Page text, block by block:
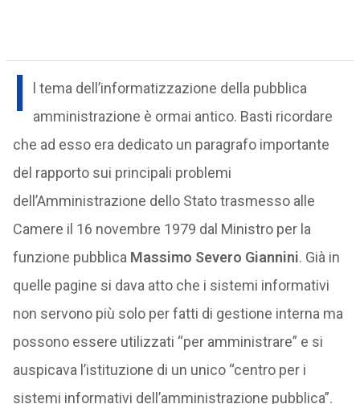
I
l tema dell’informatizzazione della pubblica
amministrazione è ormai antico. Basti ricordare
che ad esso era dedicato un paragrafo importante
del rapporto sui principali problemi
dell’Amministrazione dello Stato trasmesso alle
Camere il 16 novembre 1979 dal Ministro per la
funzione pubblica Massimo Severo Giannini. Già in
quelle pagine si dava atto che i sistemi informativi
non servono più solo per fatti di gestione interna ma
possono essere utilizzati “per amministrare” e si
auspicava l’istituzione di un unico “centro per i
sistemi informativi dell’amministrazione pubblica”.